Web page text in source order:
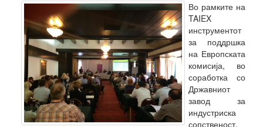
Во рамките на
TAIEX
инструментот
за поддршка
на Европската
комисија, во
соработка со
Државниот
завод за
индустриска
сопственост,